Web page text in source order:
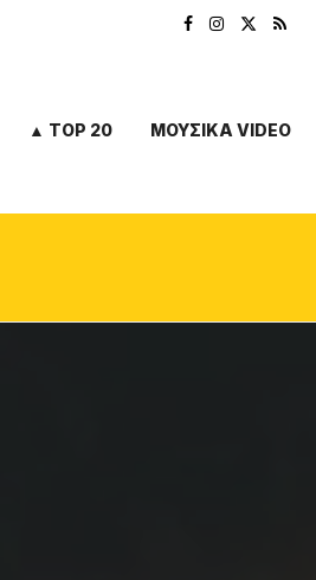
▲ TOP 20 ΜΟΥΣΙΚΑ VIDEO